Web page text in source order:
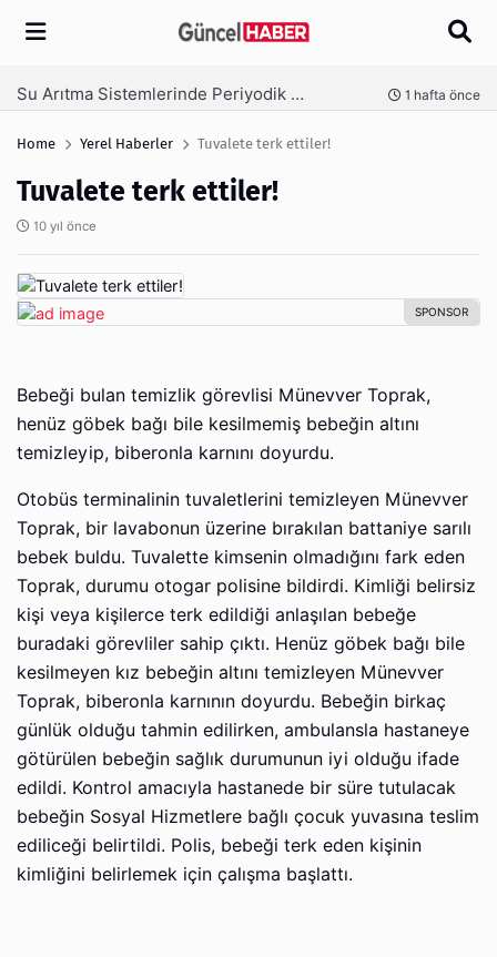
Arama
Ambalaj Süreçlerinde Yeni Nesil Verimliliği Olimpack ile Yakalayın 3 hafta önce
Home Yerel Haberler Tuvalete terk ettiler!
Tuvalete terk ettiler!
10 yıl önce
Bebeği bulan temizlik görevlisi Münevver Toprak,
henüz göbek bağı bile kesilmemiş bebeğin altını
temizleyip, biberonla karnını doyurdu.
Otobüs terminalinin tuvaletlerini temizleyen Münevver
Toprak, bir lavabonun üzerine bırakılan battaniye sarılı
bebek buldu. Tuvalette kimsenin olmadığını fark eden
Toprak, durumu otogar polisine bildirdi. Kimliği belirsiz
kişi veya kişilerce terk edildiği anlaşılan bebeğe
buradaki görevliler sahip çıktı. Henüz göbek bağı bile
kesilmeyen kız bebeğin altını temizleyen Münevver
Toprak, biberonla karnının doyurdu. Bebeğin birkaç
günlük olduğu tahmin edilirken, ambulansla hastaneye
götürülen bebeğin sağlık durumunun iyi olduğu ifade
edildi. Kontrol amacıyla hastanede bir süre tutulacak
bebeğin Sosyal Hizmetlere bağlı çocuk yuvasına teslim
ediliceği belirtildi. Polis, bebeği terk eden kişinin
kimliğini belirlemek için çalışma başlattı.